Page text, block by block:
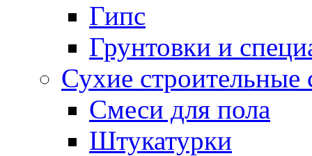
Гипс
Грунтовки и
Сухие
Смеси для пола
Штукатурки